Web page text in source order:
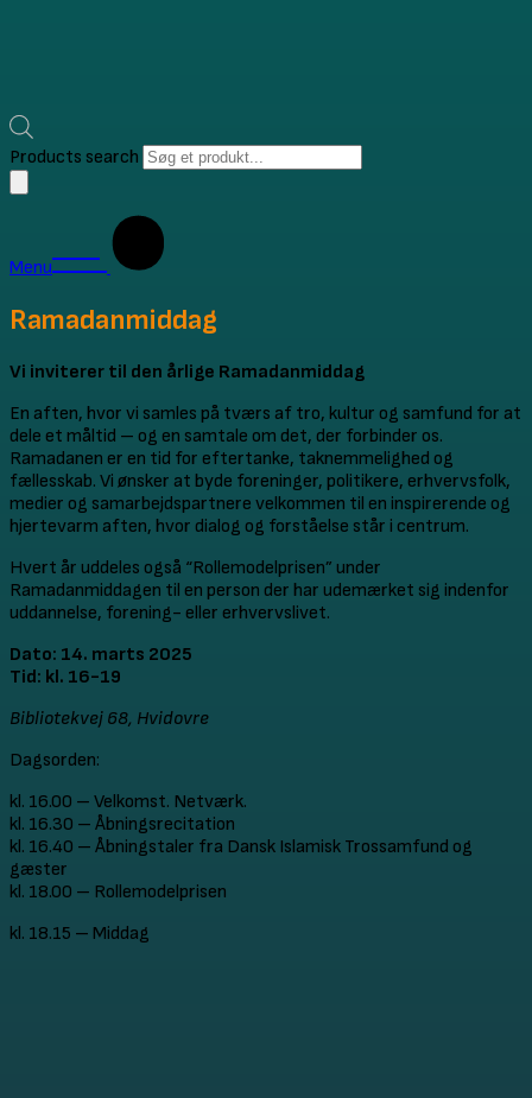
Products search
Menu
Ramadanmiddag
Vi inviterer til den årlige Ramadanmiddag
En aften, hvor vi samles på tværs af tro, kultur og samfund for at
dele et måltid – og en samtale om det, der forbinder os.
Ramadanen er en tid for eftertanke, taknemmelighed og
fællesskab. Vi ønsker at byde foreninger, politikere, erhvervsfolk,
medier og samarbejdspartnere velkommen til en inspirerende og
hjertevarm aften, hvor dialog og forståelse står i centrum.
Hvert år uddeles også “Rollemodelprisen” under
Ramadanmiddagen til en person der har udemærket sig indenfor
uddannelse, forening- eller erhvervslivet.
Dato: 14. marts 2025
Tid: kl. 16-19
Bibliotekvej 68, Hvidovre
Dagsorden:
kl. 16.00 – Velkomst. Netværk.
kl. 16.30 – Åbningsrecitation
kl. 16.40 – Åbningstaler fra Dansk Islamisk Trossamfund og
gæster
kl. 18.00 – Rollemodelprisen
kl. 18.15 – Middag